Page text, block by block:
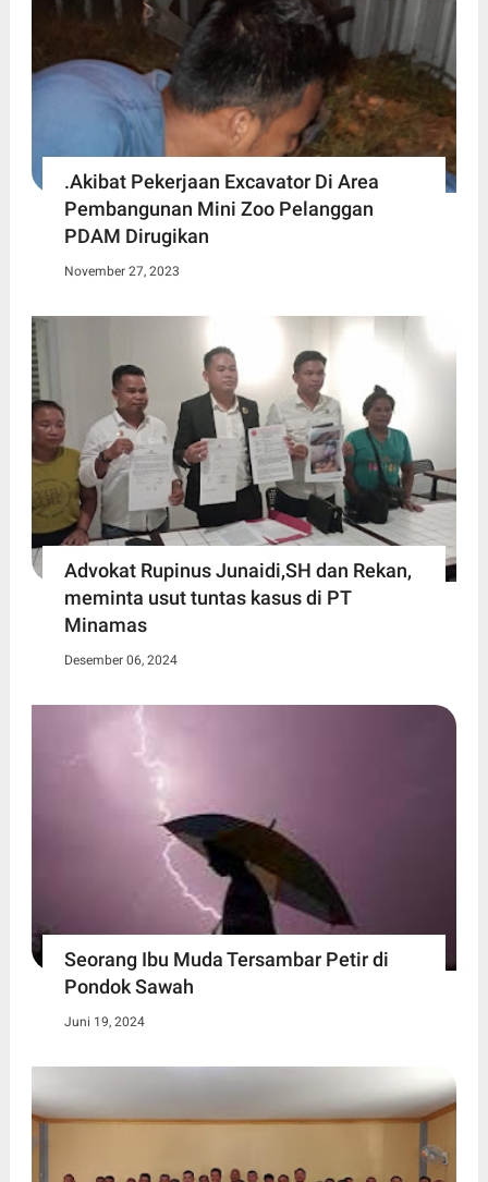
.Akibat Pekerjaan Excavator Di Area
Pembangunan Mini Zoo Pelanggan
PDAM Dirugikan
November 27, 2023
Advokat Rupinus Junaidi,SH dan Rekan,
meminta usut tuntas kasus di PT
Minamas
Desember 06, 2024
Seorang Ibu Muda Tersambar Petir di
Pondok Sawah
Juni 19, 2024